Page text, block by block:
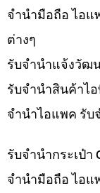
จำนำมือถือ ไอแ
ต่างๆ
รับจํานําแจ้งวัฒ
รับจำนำสินค้าไ
จำนำไอแพค รับ
รับจำนำกระเป๋า
จำนำมือถือ ไอแ